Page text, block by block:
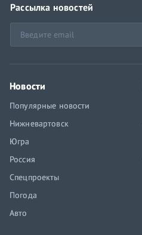
Рассылка новостей
Новости
Популярные новости
Нижневартовск
Югра
Россия
Спецпроекты
Погода
Авто